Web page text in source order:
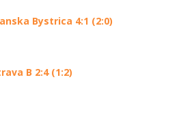
Bystrica 4:1 (2:0)
B 2:4 (1:2)